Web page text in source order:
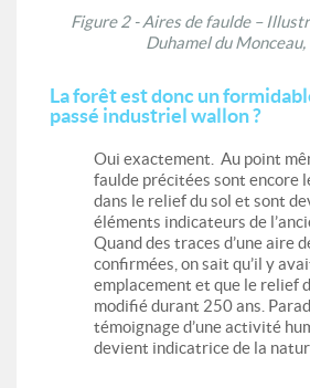
Figure 2 - Aires de faulde –
Duhamel du
La forêt est donc un
passé industriel wallon ?
Oui exactement. Au point
faulde précitées sont encore
dans le relief du sol et sont
éléments indicateurs de
Quand des traces d’une aire
confirmées, on sait qu’il y
emplacement et que le relief
modifié durant 250 ans.
témoignage d’une activité
devient indicatrice de la